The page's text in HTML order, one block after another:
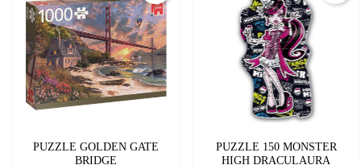
PUZZLE GOLDEN GATE
BRIDGE
PUZZLE 150 MONSTER
HIGH DRACULAURA